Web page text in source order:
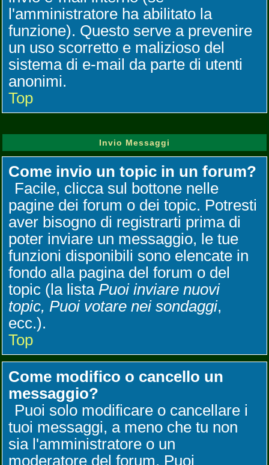
l'amministratore ha abilitato la
funzione). Questo serve a prevenire
un uso scorretto e malizioso del
sistema di e-mail da parte di utenti
anonimi.
Top
Invio Messaggi
Come invio un topic in un forum?
Facile, clicca sul bottone nelle
pagine dei forum o dei topic. Potresti
aver bisogno di registrarti prima di
poter inviare un messaggio, le tue
funzioni disponibili sono elencate in
fondo alla pagina del forum o del
topic (la lista Puoi inviare nuovi
topic, Puoi votare nei sondaggi,
ecc.).
Top
Come modifico o cancello un
messaggio?
Puoi solo modificare o cancellare i
tuoi messaggi, a meno che tu non
sia l'amministratore o un
moderatore del forum. Puoi